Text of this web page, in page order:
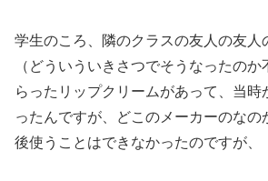
学生のころ、隣のクラスの友人の友人
（どういういきさつでそうなったの
らったリップクリームがあって、当時
ったんですが、どこのメーカーのなの
後使うことはできなかったのですが、